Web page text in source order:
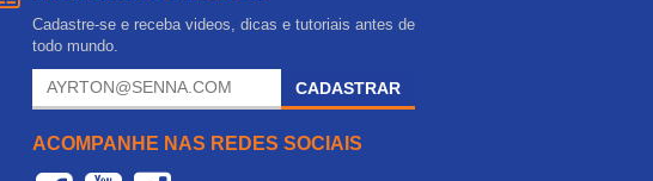
Cadastre-se e receba videos, dicas e tutoriais antes de
todo mundo.
CADASTRAR
ACOMPANHE NAS REDES SOCIAIS